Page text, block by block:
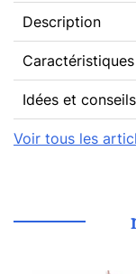
Description
Caractéristiques
Idées et conseils
Voir tous les